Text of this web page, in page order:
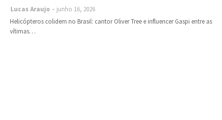
Lucas Araujo
junho 16, 2026
Helicópteros colidem no Brasil: cantor Oliver Tree e influencer Gaspi entre as
vítimas…